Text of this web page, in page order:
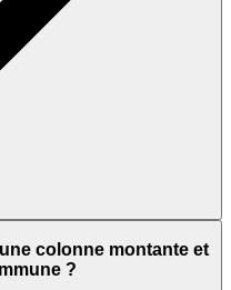
colonne montante et
?